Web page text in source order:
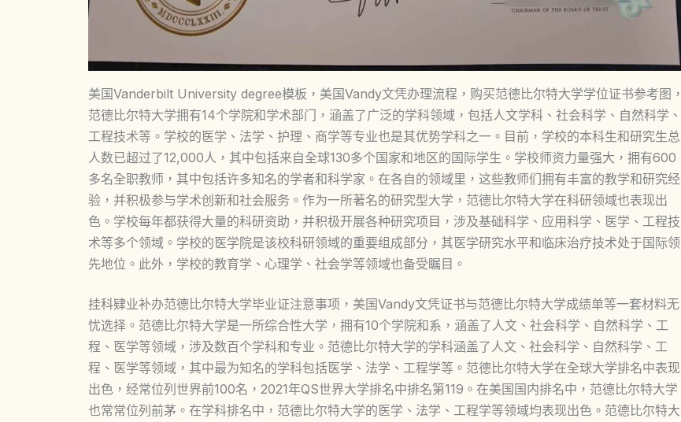
美国Vanderbilt University degree模板，美国Vandy文凭办理流程，购买范德比尔特大学学位证书参考图，
范德比尔特大学拥有14个学院和学术部门，涵盖了广泛的学科领域，包括人文学科、社会科学、自然科学、
工程技术等。学校的医学、法学、护理、商学等专业也是其优势学科之一。目前，学校的本科生和研究生总
人数已超过了12,000人，其中包括来自全球130多个国家和地区的国际学生。学校师资力量强大，拥有600
多名全职教师，其中包括许多知名的学者和科学家。在各自的领域里，这些教师们拥有丰富的教学和研究经
验，并积极参与学术创新和社会服务。作为一所著名的研究型大学，范德比尔特大学在科研领域也表现出
色。学校每年都获得大量的科研资助，并积极开展各种研究项目，涉及基础科学、应用科学、医学、工程技
术等多个领域。学校的医学院是该校科研领域的重要组成部分，其医学研究水平和临床治疗技术处于国际领
先地位。此外，学校的教育学、心理学、社会学等领域也备受瞩目。
挂科肄业补办范德比尔特大学毕业证注意事项，美国Vandy文凭证书与范德比尔特大学成绩单等一套材料无
忧选择。范德比尔特大学是一所综合性大学，拥有10个学院和系，涵盖了人文、社会科学、自然科学、工
程、医学等领域，涉及数百个学科和专业。范德比尔特大学的学科涵盖了人文、社会科学、自然科学、工
程、医学等领域，其中最为知名的学科包括医学、法学、工程学等。范德比尔特大学在全球大学排名中表现
出色，经常位列世界前100名，2021年QS世界大学排名中排名第119。在美国国内排名中，范德比尔特大学
也常常位列前茅。在学科排名中，范德比尔特大学的医学、法学、工程学等领域均表现出色。范德比尔特大